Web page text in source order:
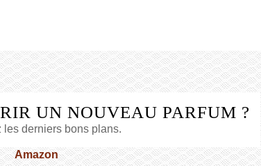
UN NOUVEAU PARFUM ?
les derniers bons plans.
Amazon